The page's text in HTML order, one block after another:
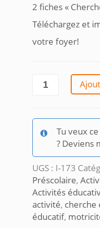
2 fiches «
Téléchargez et
votre foyer!
quantité
et
trouve
les
différences
Tu veux
? Deviens
UGS : I-173
Préscolaire,
Activités
activité, cherche
éducatif,